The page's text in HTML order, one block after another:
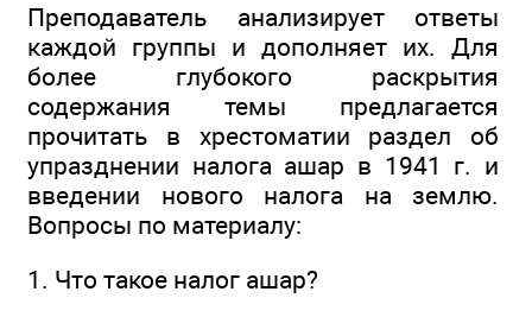
Преподаватель анализирует ответы
каждой группы и дополняет их. Для
более глубокого раскрытия
содержания темы предлагается
прочитать в хрестоматии раздел об
упразднении налога ашар в 1941 г. и
введении нового налога на землю.
Вопросы по материалу:
1. Что такое налог ашар?